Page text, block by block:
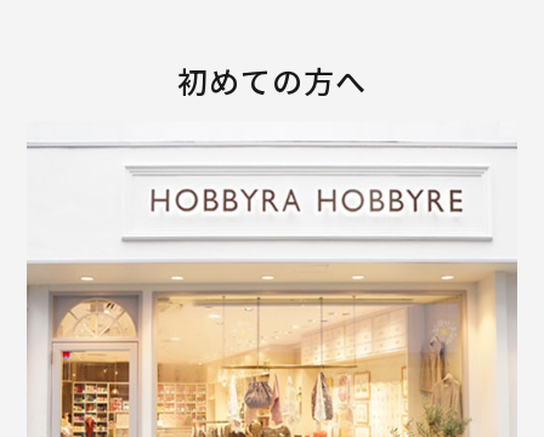
初めての方へ